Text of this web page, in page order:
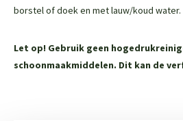
borstel of doek en met lauw/koud water.
Let op! Gebruik geen
schoonmaakmiddelen. Dit kan de